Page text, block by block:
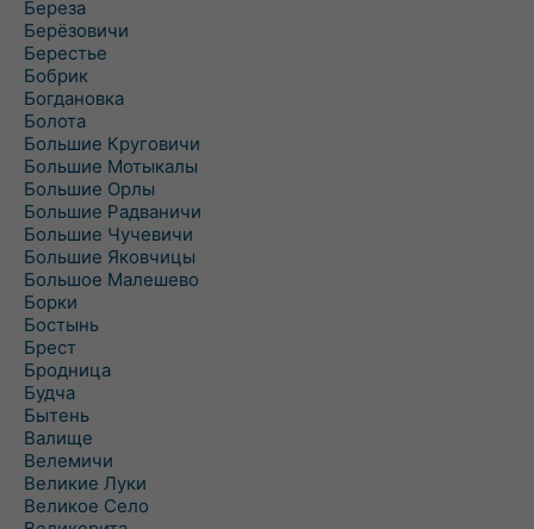
Береза
Берёзовичи
Берестье
Бобрик
Богдановка
Болота
Большие Круговичи
Большие Мотыкалы
Большие Орлы
Большие Радваничи
Большие Чучевичи
Большие Яковчицы
Большое Малешево
Борки
Бостынь
Брест
Бродница
Будча
Бытень
Валище
Велемичи
Великие Луки
Великое Село